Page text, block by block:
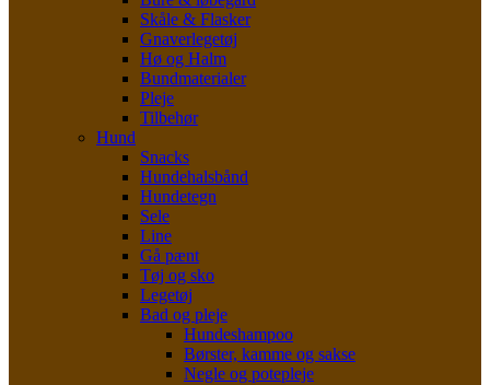
Skåle & Flasker
Gnaverlegetøj
Hø og Halm
Bundmaterialer
Pleje
Tilbehør
Hund
Snacks
Hundehalsbånd
Hundetegn
Sele
Line
Gå pænt
Tøj og sko
Legetøj
Bad og pleje
Hundeshampoo
Børster, kamme og sakse
Negle og potepleje